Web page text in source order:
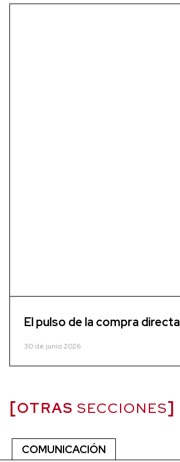
El pulso de la compra directa
30 de junio 2026
OTRAS SECCIONES
COMUNICACIÓN